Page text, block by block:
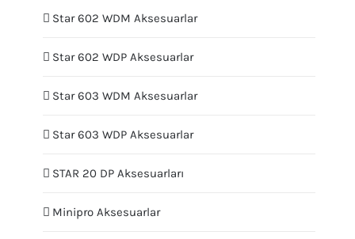
Star 602 WDM Aksesuarlar
Star 602 WDP Aksesuarlar
Star 603 WDM Aksesuarlar
Star 603 WDP Aksesuarlar
STAR 20 DP Aksesuarları
Minipro Aksesuarlar